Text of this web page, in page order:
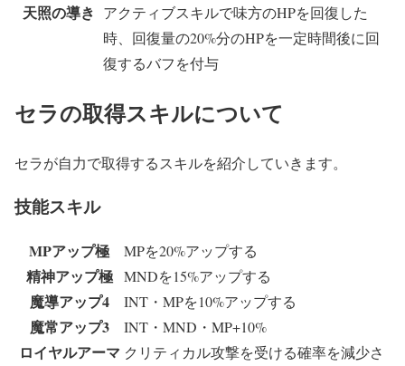
天照の導き アクティブスキルで味方のHPを回復した
時、回復量の20%分のHPを一定時間後に回
復するバフを付与
セラの取得スキルについて
セラが自力で取得するスキルを紹介していきます。
技能スキル
MPアップ極 MPを20%アップする
精神アップ極 MNDを15%アップする
魔導アップ4 INT・MPを10%アップする
魔常アップ3 INT・MND・MP+10%
ロイヤルアーマ クリティカル攻撃を受ける確率を減少さ